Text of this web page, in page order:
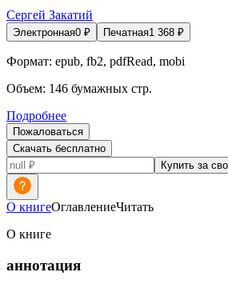
Сергей Закатий
Электронная0 ₽ Печатная1 368 ₽
Формат: epub, fb2, pdfRead, mobi
Объем: 146 бумажных стр.
Подробнее
Пожаловаться
Скачать бесплатно
Купить за
О книгеОглавлениеЧитать
О книге
аннотация